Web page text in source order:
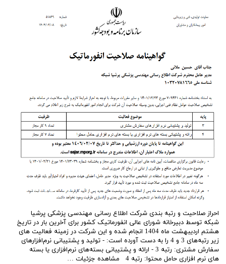
احراز صلاحیت و رتبه بندی شرکت اطلاع رسانی مهندسی پزشکی پرشیا
شبکه توسط دبیرخانه شورای عالی انفورماتیک کشور برای آخرین بار در تاریخ
هشتم اردیبهشت ماه 1404 انجام شده و این شرکت در زمینه فعالیت های
زیر رتبه‌های 3 و 4 را به دست آورده است: - تولید و پشتیبانی نرم‌افزارهای
سفارش مشتری​​​​: رتبه 3 - ارائه و پشتیبانی بسته‌های نرم‌افزاری یا بسته
های نرم افزاری حامل محتوا: رتبه 4 مشاهده جزئیات …